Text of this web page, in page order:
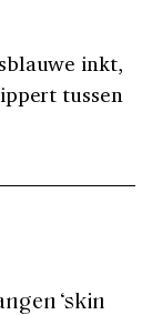
inkt,
tussen
‘skin